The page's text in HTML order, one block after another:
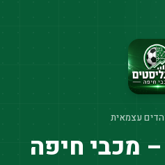
עצמאית
מכבי חיפה